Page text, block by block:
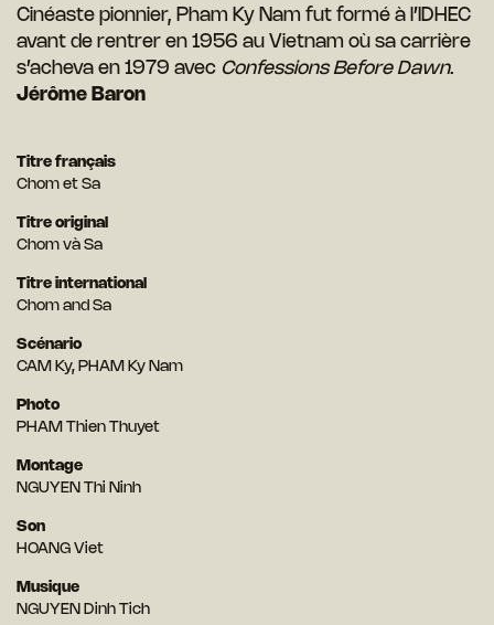
Cinéaste pionnier, Pham Ky Nam fut formé à l’IDHEC
avant de rentrer en 1956 au Vietnam où sa carrière
s’acheva en 1979 avec Confessions Before Dawn.
Jérôme Baron
Titre français
Chom et Sa
Titre original
Chom và Sa
Titre international
Chom and Sa
Scénario
CAM Ky, PHAM Ky Nam
Photo
PHAM Thien Thuyet
Montage
NGUYEN Thi Ninh
Son
HOANG Viet
Musique
NGUYEN Dinh Tich